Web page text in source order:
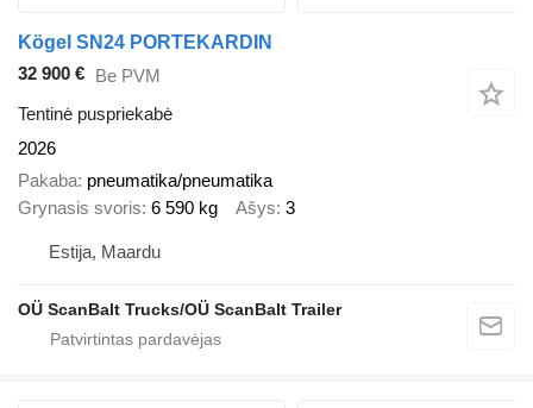
Kögel SN24 PORTEKARDIN
32 900 € Be PVM
Tentinė puspriekabė
2026
Pakaba pneumatika/pneumatika
Grynasis svoris 6 590 kg Ašys 3
Estija, Maardu
OÜ ScanBalt Trucks/OÜ ScanBalt Trailer